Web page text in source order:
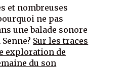
et nombreuses
ne pas
une balade sonore
Sur les traces
exploration de
du son